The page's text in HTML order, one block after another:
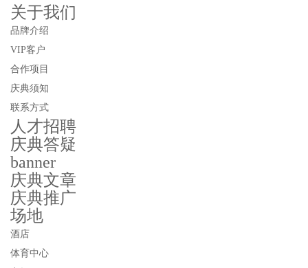
关于我们
品牌介绍
VIP客户
合作项目
庆典须知
联系方式
人才招聘
庆典答疑
banner
庆典文章
庆典推广
场地
酒店
体育中心